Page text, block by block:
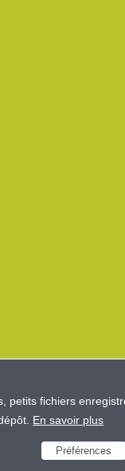
petits fichiers
En savoir plus
Préférences